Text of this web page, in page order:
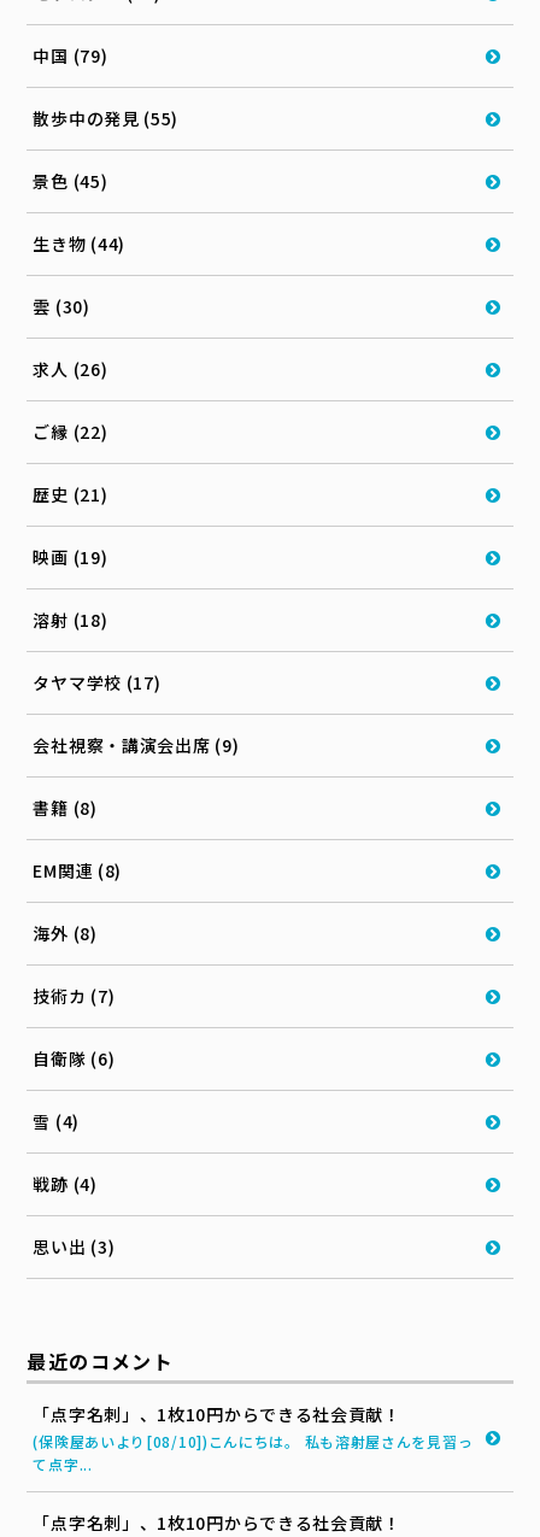
中国 (79)
散歩中の発見 (55)
景色 (45)
生き物 (44)
雲 (30)
求人 (26)
ご縁 (22)
歴史 (21)
映画 (19)
溶射 (18)
タヤマ学校 (17)
会社視察・講演会出席 (9)
書籍 (8)
EM関連 (8)
海外 (8)
技術カ (7)
自衛隊 (6)
雪 (4)
戦跡 (4)
思い出 (3)
最近のコメント
「点字名刺」、1枚10円からできる社会貢献！
(保険屋あいより[08/10])こんにちは。 私も溶射屋さんを見習っ
て点字...
「点字名刺」、1枚10円からできる社会貢献！